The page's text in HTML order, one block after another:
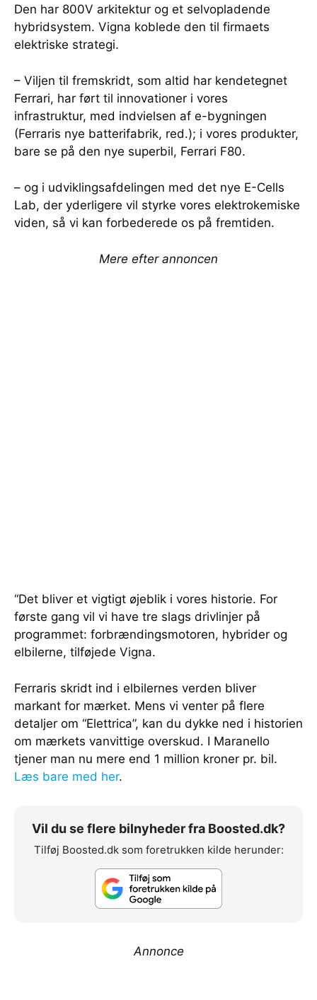
Den har 800V arkitektur og et selvopladende
hybridsystem. Vigna koblede den til firmaets
elektriske strategi.
– Viljen til fremskridt, som altid har kendetegnet
Ferrari, har ført til innovationer i vores
infrastruktur, med indvielsen af e-bygningen
(Ferraris nye batterifabrik, red.); i vores produkter,
bare se på den nye superbil, Ferrari F80.
– og i udviklingsafdelingen med det nye E-Cells
Lab, der yderligere vil styrke vores elektrokemiske
viden, så vi kan forbederede os på fremtiden.
Mere efter annoncen
“Det bliver et vigtigt øjeblik i vores historie. For
første gang vil vi have tre slags drivlinjer på
programmet: forbrændingsmotoren, hybrider og
elbilerne, tilføjede Vigna.
Ferraris skridt ind i elbilernes verden bliver
markant for mærket. Mens vi venter på flere
detaljer om “Elettrica”, kan du dykke ned i historien
om mærkets vanvittige overskud. I Maranello
tjener man nu mere end 1 million kroner pr. bil.
Læs bare med her.
Vil du se flere bilnyheder fra Boosted.dk?
Tilføj Boosted.dk som foretrukken kilde herunder:
Annonce